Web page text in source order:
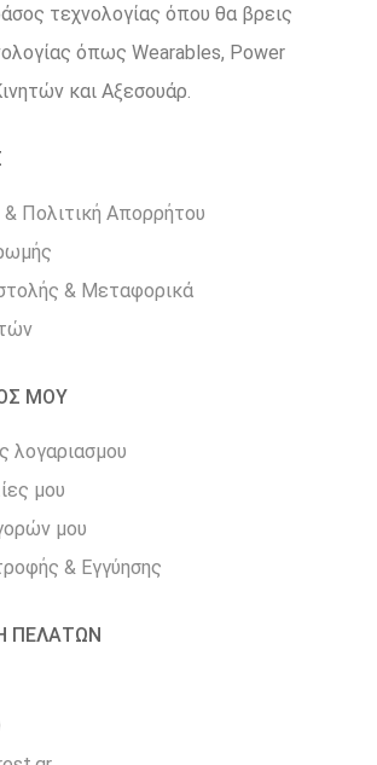
τεχνολογίας όπου θα βρεις
όπως Wearables, Power
και Αξεσουάρ.
Πολιτική Απορρήτου
& Μεταφορικά
ΜΟΥ
λογαριασμου
μου
μου
& Εγγύησης
ΠΕΛΑΤΩΝ